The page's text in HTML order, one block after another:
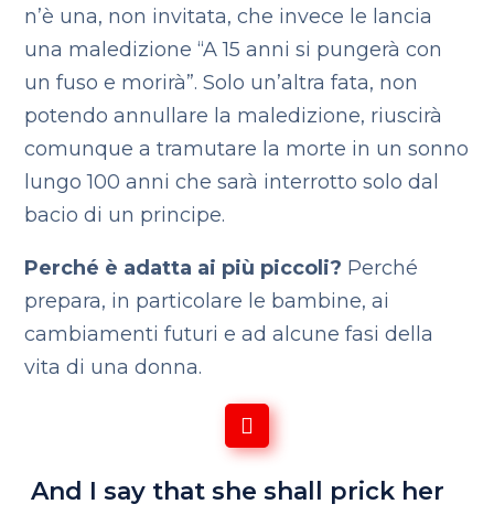
n’è una, non invitata, che invece le lancia
una maledizione “A 15 anni si pungerà con
un fuso e morirà”. Solo un’altra fata, non
potendo annullare la maledizione, riuscirà
comunque a tramutare la morte in un sonno
lungo 100 anni che sarà interrotto solo dal
bacio di un principe.
Perché è adatta ai più piccoli? Perché
prepara, in particolare le bambine, ai
cambiamenti futuri e ad alcune fasi della
vita di una donna.
And I say that she shall prick her